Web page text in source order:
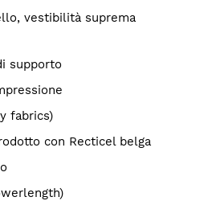
vestibilità suprema
supporto
fabrics)
con Recticel belga